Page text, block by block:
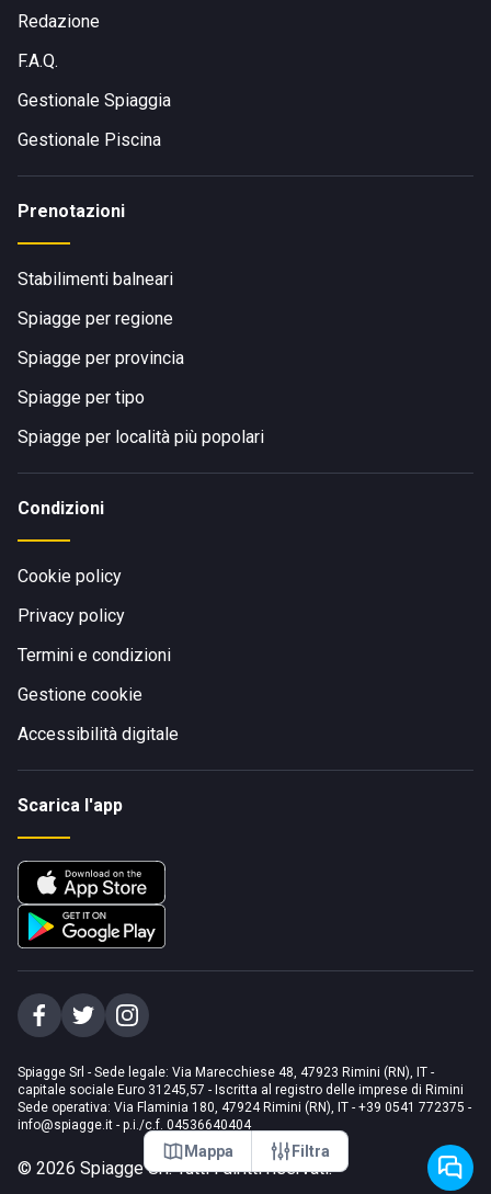
Mappa Filtra
Redazione
F.A.Q.
Gestionale Spiaggia
Gestionale Piscina
Prenotazioni
Stabilimenti balneari
Spiagge per regione
Spiagge per provincia
Spiagge per tipo
Spiagge per località più popolari
Condizioni
Cookie policy
Privacy policy
Termini e condizioni
Gestione cookie
Accessibilità digitale
Scarica l'app
Spiagge Srl - Sede legale: Via Marecchiese 48, 47923 Rimini (RN), IT -
capitale sociale Euro 31245,57 - Iscritta al registro delle imprese di Rimini
Sede operativa: Via Flaminia 180, 47924 Rimini (RN), IT - +39 0541 772375 -
info@spiagge.it - p.i./c.f. 04536640404
© 2026 Spiagge Srl. Tutti i diritti riservati.